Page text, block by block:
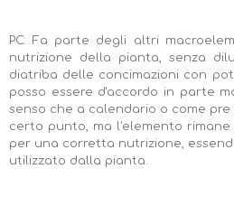
PC: Fa parte degli altri
nutrizione della pianta, senza
diatriba delle concimazioni con
posso essere d'accordo in parte
senso che a calendario o come
certo punto, ma l'elemento rimane
per una corretta nutrizione,
utilizzato dalla pianta.